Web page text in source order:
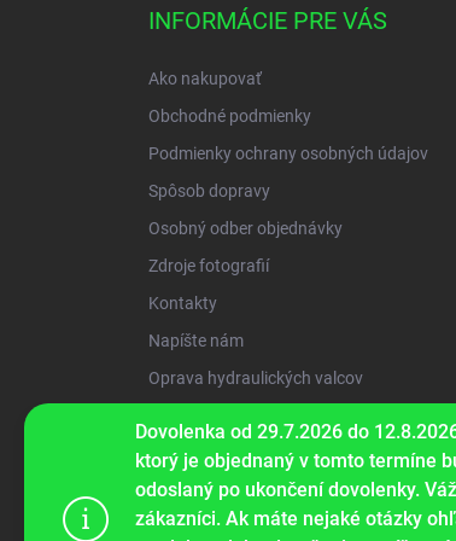
Dovolenka od 29.7.2026 do
ktorý je objednaný v tomto termíne
odoslaný po ukončení dovolenky.
zákazníci. Ak máte nejaké otázky
INFORMÁCIE PRE VÁS
Ako nakupovať
Obchodné podmienky
Podmienky ochrany osobných údajov
Spôsob dopravy
Osobný odber objednávky
Zdroje fotografií
Kontakty
Napíšte nám
Oprava hydraulických valcov